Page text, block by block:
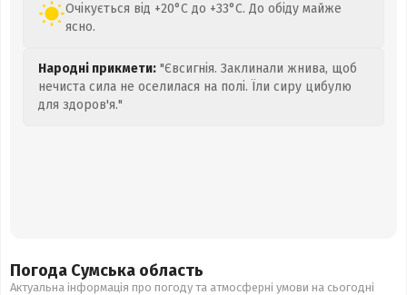
Очікується від +20°C до +33°C. До обіду майже
ясно.
Народні прикмети: "Євсигнія. Заклинали жнива, щоб
нечиста сила не оселилася на полі. Їли сиру цибулю
для здоров'я."
Погода Сумська область
Актуальна інформація про погоду та атмосферні умови на сьогодні